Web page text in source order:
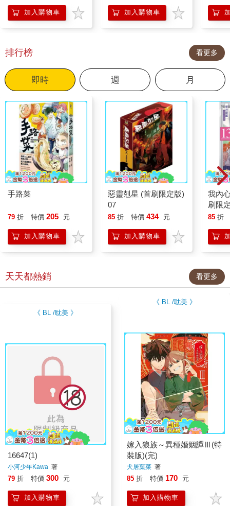
加入購物車 加入購物車
排行榜 看更多
即時 週 月
手路菜
79 折 特價 205 元
加入購物車
惡靈剋星 (首刷限定版)
07
85 折 特價 434 元
加入購物車
我內
刷限
85 折
天天都熱銷 看更多
《 BL /耽美 》
16647(1)
小河少年Kawa 著
79 折 特價 300 元
加入購物車
《 BL /耽美 》
嫁入狼族～異種婚姻譚Ⅲ(特
裝版)(完)
犬居葉菜著
85 折 特價 170 元
加入購物車